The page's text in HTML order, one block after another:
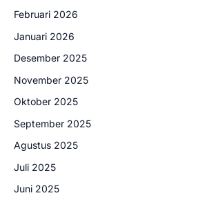
Februari 2026
Januari 2026
Desember 2025
November 2025
Oktober 2025
September 2025
Agustus 2025
Juli 2025
Juni 2025